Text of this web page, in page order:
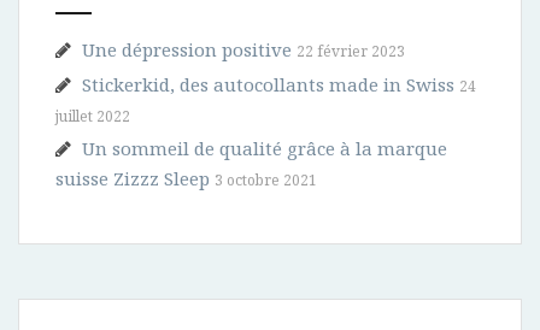
Une dépression positive 22 février 2023
Stickerkid, des autocollants made in Swiss 24
juillet 2022
Un sommeil de qualité grâce à la marque
suisse Zizzz Sleep 3 octobre 2021